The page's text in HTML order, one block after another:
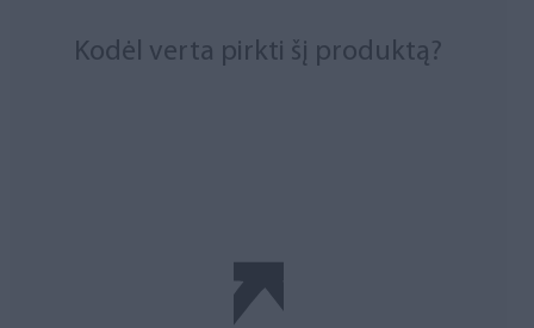
Kodėl verta pirkti šį produktą?